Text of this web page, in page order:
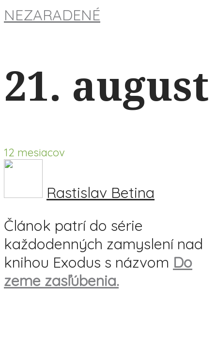
NEZARADENÉ
21. august
12 mesiacov
Rastislav Betina
Článok patrí do série
každodenných zamyslení nad
knihou Exodus s názvom Do
zeme zasľúbenia.